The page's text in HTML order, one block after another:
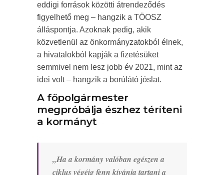
eddigi források közötti átrendeződés
figyelhető meg – hangzik a TÖOSZ
álláspontja. Azoknak pedig, akik
közvetlenül az önkormányzatokból élnek,
a hivatalokból kapják a fizetésüket
semmivel nem lesz jobb év 2021, mint az
idei volt – hangzik a borúlátó jóslat.
A főpolgármester
megpróbálja észhez téríteni
a kormányt
„Ha a kormány valóban egészen a
ciklus végéig fenn kívánja tartani a